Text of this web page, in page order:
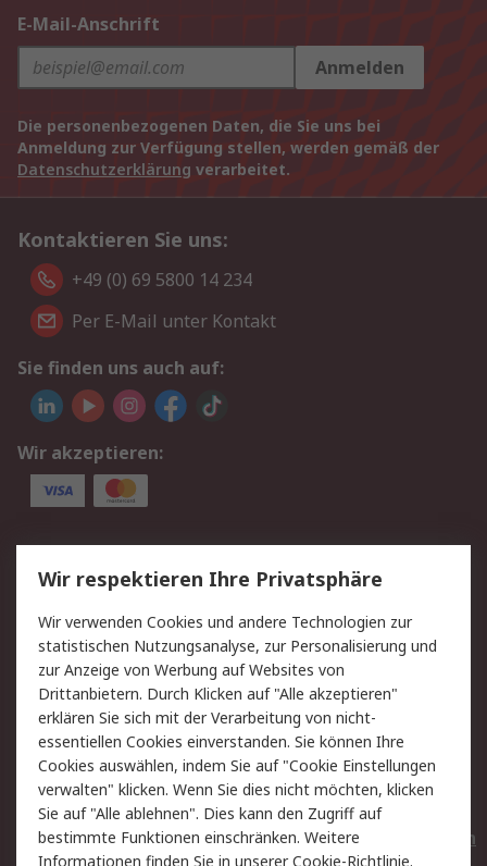
E-Mail-Anschrift
Anmelden
Die personenbezogenen Daten, die Sie uns bei
Anmeldung zur Verfügung stellen, werden gemäß der
Datenschutzerklärung verarbeitet.
Kontaktieren Sie uns:
+49 (0) 69 5800 14 234
Per E-Mail unter Kontakt
Sie finden uns auch auf:
Wir akzeptieren:
Service
Value Added Services
Lieferlösungen
Rücksendungen
Kontakt
Hilfe
Privatkunden
Rechtliches
AGB
Datenschutz
Cookie-Richtlinie
Zahlungsbedingungen
Copyright/Impressum
Entsorgung
Elektrogeräte/Batterien
Wir respektieren Ihre Privatsphäre
Wir verwenden Cookies und andere Technologien zur
statistischen Nutzungsanalyse, zur Personalisierung und
zur Anzeige von Werbung auf Websites von
Drittanbietern. Durch Klicken auf "Alle akzeptieren"
erklären Sie sich mit der Verarbeitung von nicht-
essentiellen Cookies einverstanden. Sie können Ihre
Cookies auswählen, indem Sie auf "Cookie Einstellungen
verwalten" klicken. Wenn Sie dies nicht möchten, klicken
Sie auf "Alle ablehnen". Dies kann den Zugriff auf
bestimmte Funktionen einschränken. Weitere
Informationen finden Sie in unsererCookie-Richtlinie.